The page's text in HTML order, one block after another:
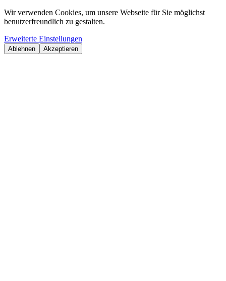
Wir verwenden Cookies, um unsere Webseite für Sie möglichst
benutzerfreundlich zu gestalten.
Erweiterte Einstellungen
Ablehnen Akzeptieren